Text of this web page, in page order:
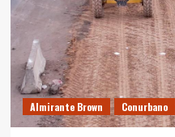
Almirante Brown Conurbano